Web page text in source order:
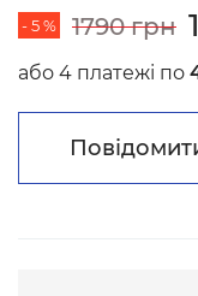
- 5 % 1790 грн
або 4 платежі по